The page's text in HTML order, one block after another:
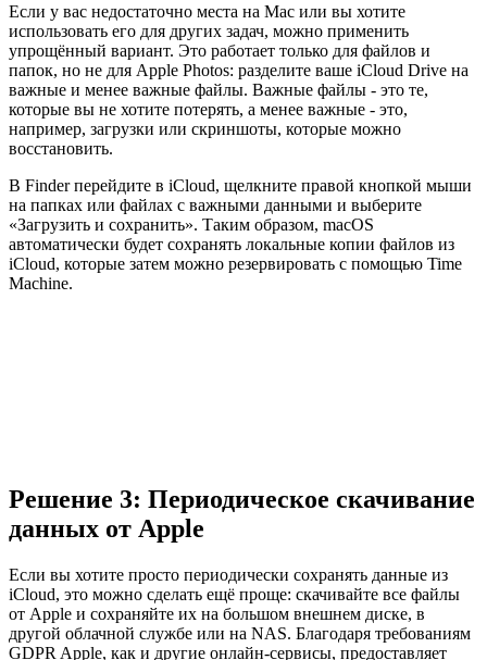
Если у вас недостаточно места на Mac или вы хотите
использовать его для других задач, можно применить
упрощённый вариант. Это работает только для файлов и
папок, но не для Apple Photos: разделите ваше iCloud Drive на
важные и менее важные файлы. Важные файлы - это те,
которые вы не хотите потерять, а менее важные - это,
например, загрузки или скриншоты, которые можно
восстановить.
В Finder перейдите в iCloud, щелкните правой кнопкой мыши
на папках или файлах с важными данными и выберите
«Загрузить и сохранить». Таким образом, macOS
автоматически будет сохранять локальные копии файлов из
iCloud, которые затем можно резервировать с помощью Time
Machine.
Решение 3: Периодическое скачивание
данных от Apple
Если вы хотите просто периодически сохранять данные из
iCloud, это можно сделать ещё проще: скачивайте все файлы
от Apple и сохраняйте их на большом внешнем диске, в
другой облачной службе или на NAS. Благодаря требованиям
GDPR Apple, как и другие онлайн-сервисы, предоставляет